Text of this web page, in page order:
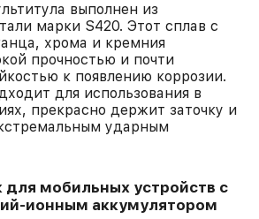
выполнен из
марки S420. Этот сплав с
хрома и кремния
прочностью и почти
к появлению коррозии.
для использования в
прекрасно держит заточку и
ударным
для мобильных устройств с
ионным аккумулятором